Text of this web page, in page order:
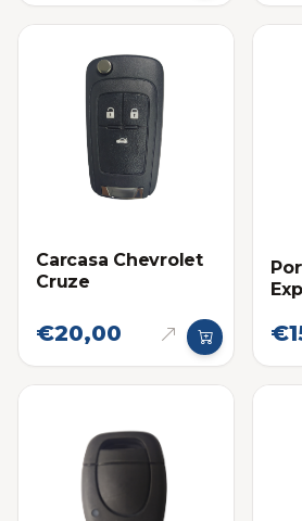
Carcasa Chevrolet
Cruze
€20,00